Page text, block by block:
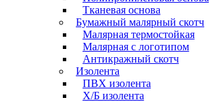
Тканевая основа
Бумажный малярный скотч
Малярная термостойкая
Малярная с логотипом
Антикражный скотч
Изолента
ПВХ изолента
Х/Б изолента